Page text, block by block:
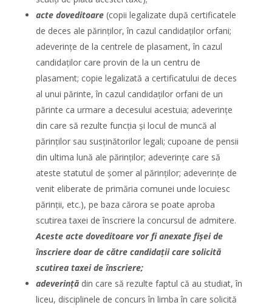
acte doveditoare(copii legalizate după certificatele
de deces ale părinților, în cazul candidaților orfani;
adeverințe de la centrele de plasament, în cazul
candidaților care provin de la un centru de
plasament; copie legalizată a certificatului de deces
al unui părinte, în cazul candidaților orfani de un
părinte ca urmare a decesului acestuia; adeverințe
din care să rezulte funcția și locul de muncă al
părinților sau susținătorilor legali; cupoane de pensii
din ultima lună ale părinților; adeverințe care să
ateste statutul de șomer al părinților; adeverințe de
venit eliberate de primăria comunei unde locuiesc
părinții, etc.), pe baza cărora se poate aproba
scutirea taxei de înscriere la concursul de admitere.
Aceste acte doveditoare vor fi anexate fişei de
înscriere doar de către candidaţii care solicită
scutirea taxei de înscriere;
adeverințădin care să rezulte faptul că au studiat, în
liceu, disciplinele de concurs în limba în care solicită